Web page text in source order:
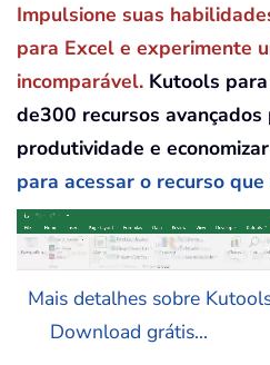
Impulsione suas
para Excel e experimente
incomparável. Kutools
de300 recursos
produtividade e
para acessar o recurso que
Mais detalhes sobre
Download grátis...